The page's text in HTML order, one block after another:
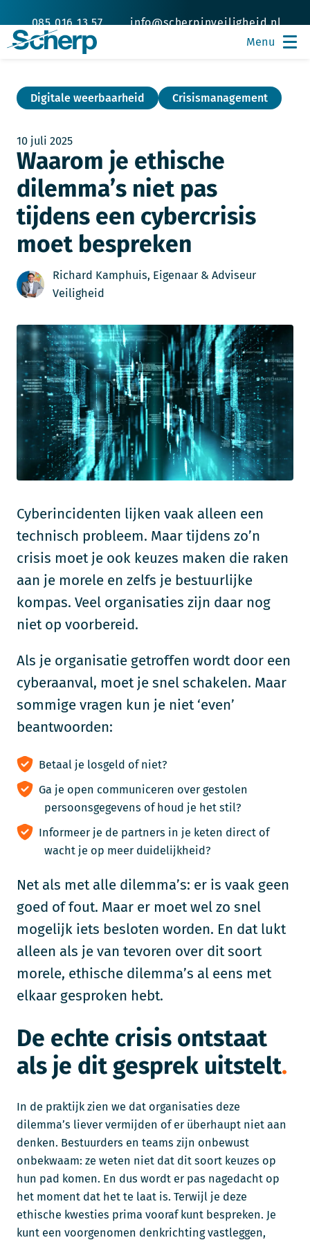
085 016 13 57 info@scherpinveiligheid.nl
Digitale weerbaarheid Crisismanagement
10 juli 2025
Waarom je ethische
dilemma’s niet pas
tijdens een cybercrisis
moet bespreken
Richard Kamphuis, Eigenaar & Adviseur
Veiligheid
Cyberincidenten lijken vaak alleen een
technisch probleem. Maar tijdens zo’n
crisis moet je ook keuzes maken die raken
aan je morele en zelfs je bestuurlijke
kompas. Veel organisaties zijn daar nog
niet op voorbereid.
Als je organisatie getroffen wordt door een
cyberaanval, moet je snel schakelen. Maar
sommige vragen kun je niet ‘even’
beantwoorden:
Betaal je losgeld of niet?
Ga je open communiceren over gestolen
persoonsgegevens of houd je het stil?
Informeer je de partners in je keten direct of
wacht je op meer duidelijkheid?
Net als met alle dilemma’s: er is vaak geen
goed of fout. Maar er moet wel zo snel
mogelijk iets besloten worden. En dat lukt
alleen als je van tevoren over dit soort
morele, ethische dilemma’s al eens met
elkaar gesproken hebt.
De echte crisis ontstaat
als je dit gesprek uitstelt
In de praktijk zien we dat organisaties deze
dilemma’s liever vermijden of er überhaupt niet aan
denken. Bestuurders en teams zijn onbewust
onbekwaam: ze weten niet dat dit soort keuzes op
hun pad komen. En dus wordt er pas nagedacht op
het moment dat het te laat is. Terwijl je deze
ethische kwesties prima vooraf kunt bespreken. Je
kunt een voorgenomen denkrichting vastleggen,